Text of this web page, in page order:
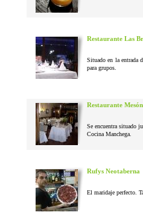
Restaurante Las
Situado en la entrada
para grupos.
Restaurante
Se encuentra situado
Cocina Manchega.
Rufys Neotaberna
El maridaje perfecto.